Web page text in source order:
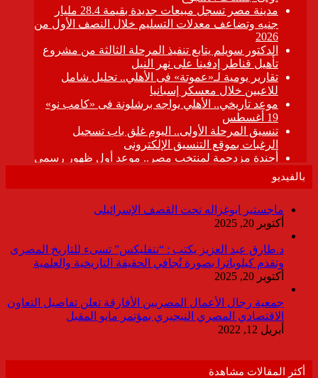
بالفيديو
ماجستير ابوغزاله تحت القصف الإسرائيلى
أكتوبر 20, 2025
د.طارق عبد العزيز يكتب : “نتفليكس” تسىء للتاريخ المصرى
وتقدم كيلوباترا بصورة تُجافي الحقيقة التاريخية والعلمية
أكتوبر 20, 2025
جمعية رجال الأعمال المصريين الأفارقة تعلن تفاصيل التعاون
الاقتصادي المصري النيجيري بمؤتمر مايو المقبل
أبريل 12, 2022
أكثر المقالات مشاهدة